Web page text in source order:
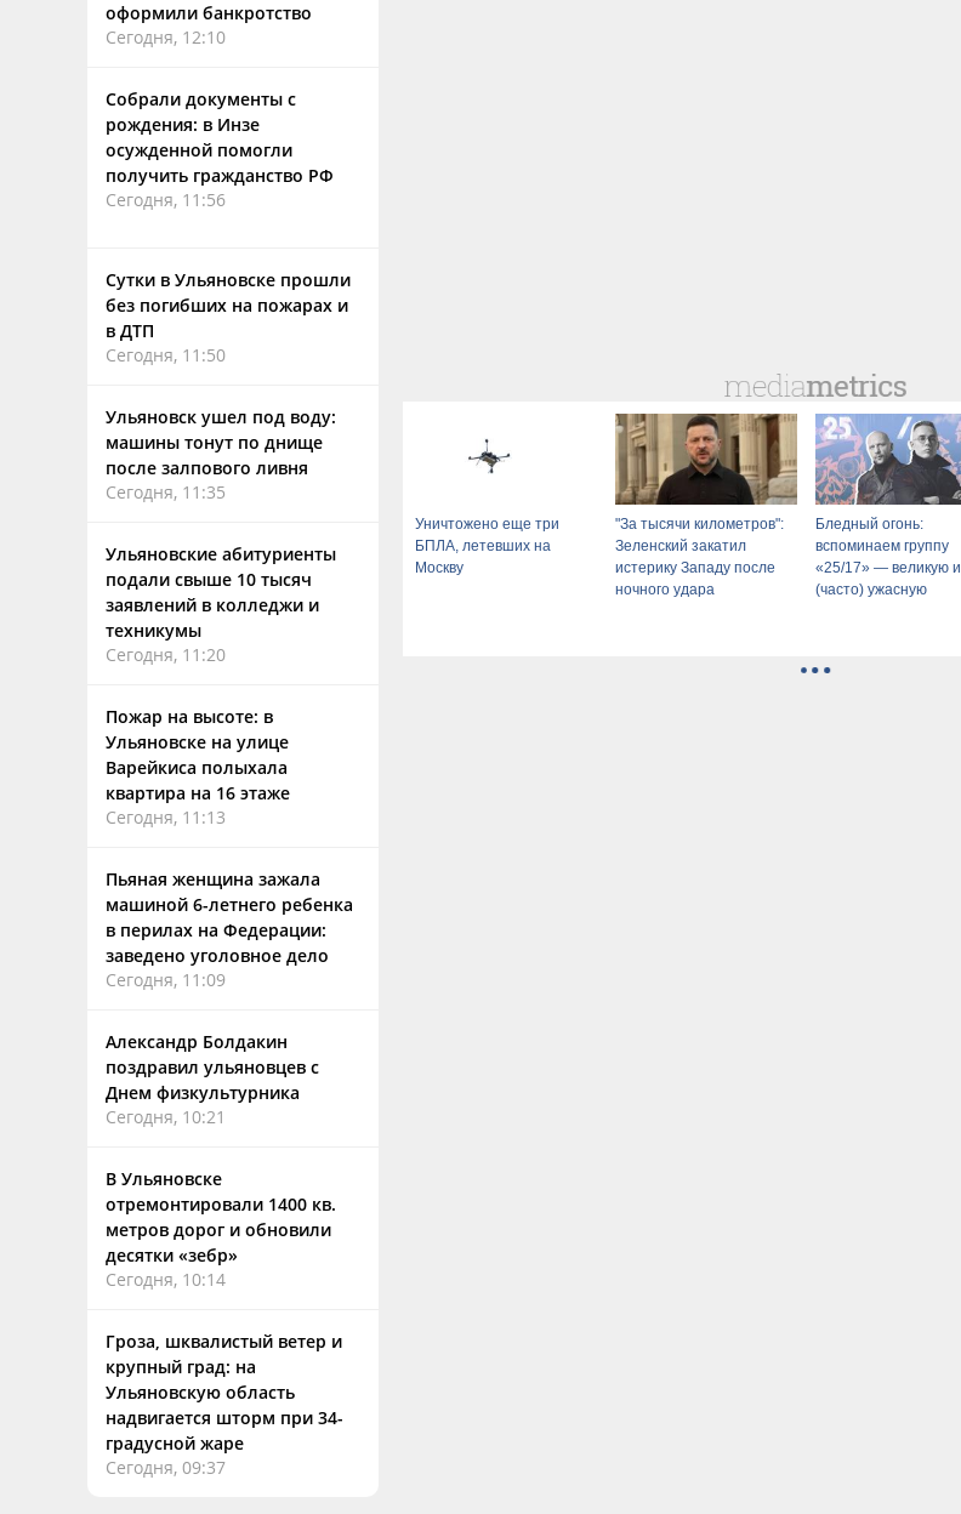
оформили банкротство
Сегодня, 12:10
Собрали документы с
рождения: в Инзе
осужденной помогли
получить гражданство РФ
Сегодня, 11:56
Сутки в Ульяновске прошли
без погибших на пожарах и
в ДТП
Сегодня, 11:50
Ульяновск ушел под воду:
машины тонут по днище
после залпового ливня
Сегодня, 11:35
Ульяновские абитуриенты
подали свыше 10 тысяч
заявлений в колледжи и
техникумы
Сегодня, 11:20
Пожар на высоте: в
Ульяновске на улице
Варейкиса полыхала
квартира на 16 этаже
Сегодня, 11:13
Пьяная женщина зажала
машиной 6-летнего ребенка
в перилах на Федерации:
заведено уголовное дело
Сегодня, 11:09
Александр Болдакин
поздравил ульяновцев с
Днем физкультурника
Сегодня, 10:21
В Ульяновске
отремонтировали 1400 кв.
метров дорог и обновили
десятки «зебр»
Сегодня, 10:14
Гроза, шквалистый ветер и
крупный град: на
Ульяновскую область
надвигается шторм при 34-
градусной жаре
Сегодня, 09:37
Уничтожено еще три
БПЛА, летевших на
Москву
"За тысячи километров":
Зеленский закатил
истерику Западу после
ночного удара
Бледный огонь:
вспоминаем группу
«25/17» — великую и
(часто) ужасную